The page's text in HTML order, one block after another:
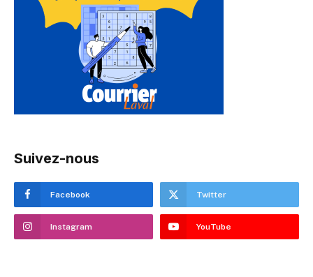
Suivez-nous
Facebook Twitter
Instagram YouTube